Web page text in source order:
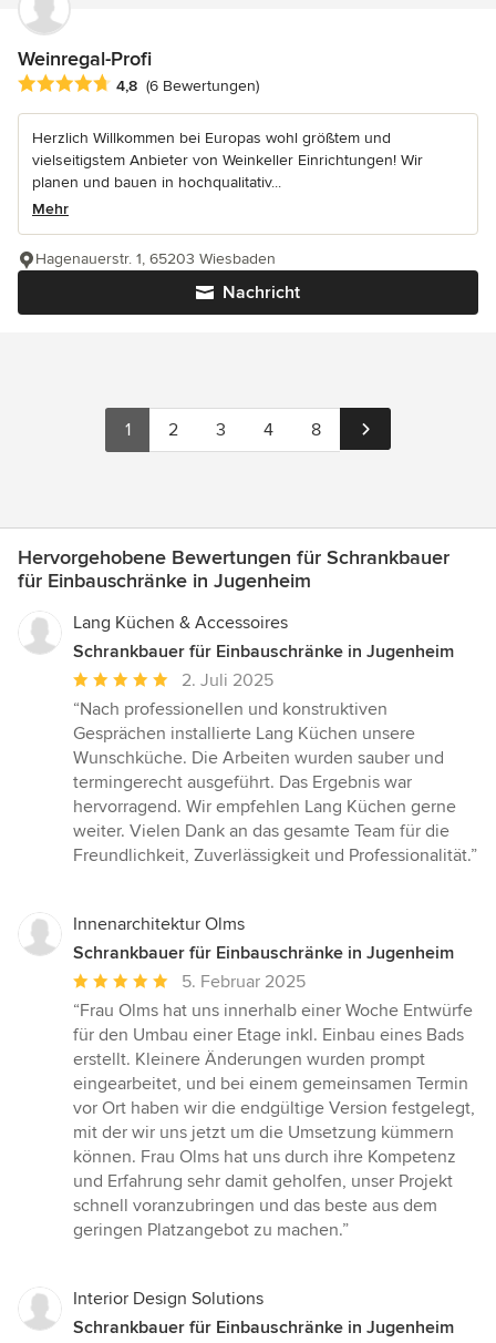
Weinregal-Profi
Durchschnittliche Bewertung: 4.8 von 5 Sternen
4,8 (6 Bewertungen)
Herzlich Willkommen bei Europas wohl größtem und
vielseitigstem Anbieter von Weinkeller Einrichtungen! Wir
planen und bauen in hochqualitativ...
Mehr
Nachricht
Hagenauerstr. 1, 65203 Wiesbaden
1 2 3 4 8
Hervorgehobene Bewertungen für Schrankbauer
für Einbauschränke in Jugenheim
Lang Küchen & Accessoires
Schrankbauer für Einbauschränke in Jugenheim
Durchschnittliche
Bewertung:
5
von
5
Sternen
2. Juli 2025
“Nach professionellen und konstruktiven
Gesprächen installierte Lang Küchen unsere
Wunschküche. Die Arbeiten wurden sauber und
termingerecht ausgeführt. Das Ergebnis war
hervorragend. Wir empfehlen Lang Küchen gerne
weiter. Vielen Dank an das gesamte Team für die
Freundlichkeit, Zuverlässigkeit und Professionalität.”
Innenarchitektur Olms
Schrankbauer für Einbauschränke in Jugenheim
Durchschnittliche
Bewertung:
5
von
5
Sternen
5. Februar 2025
“Frau Olms hat uns innerhalb einer Woche Entwürfe
für den Umbau einer Etage inkl. Einbau eines Bads
erstellt. Kleinere Änderungen wurden prompt
eingearbeitet, und bei einem gemeinsamen Termin
vor Ort haben wir die endgültige Version festgelegt,
mit der wir uns jetzt um die Umsetzung kümmern
können. Frau Olms hat uns durch ihre Kompetenz
und Erfahrung sehr damit geholfen, unser Projekt
schnell voranzubringen und das beste aus dem
geringen Platzangebot zu machen.”
Interior Design Solutions
Schrankbauer für Einbauschränke in Jugenheim